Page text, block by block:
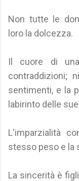
Non tutte le
loro la dolcezza.
Il cuore di
contraddizioni;
sentimenti, e la
labirinto delle
L'imparzialità
stesso peso e la
La sincerità è